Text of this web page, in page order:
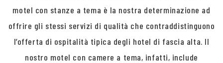
motel con stanze a tema è la nostra determinazione ad
offrire gli stessi servizi di qualità che contraddistinguono
l’offerta di ospitalità tipica degli hotel di fascia alta. Il
nostro motel con camere a tema, infatti, include